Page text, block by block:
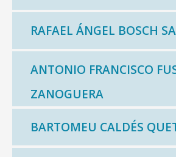
RAFAEL ÁNGEL BOSCH
ANTONIO FRANCISCO
ZANOGUERA
BARTOMEU CALDÉS